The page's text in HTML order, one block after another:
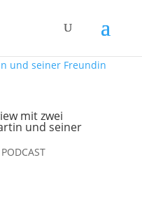
mit zwei
und seiner
PODCAST